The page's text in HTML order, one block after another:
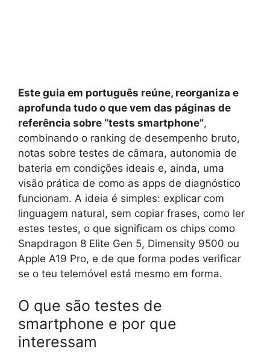
Este guia em português reúne, reorganiza e
aprofunda tudo o que vem das páginas de
referência sobre “tests smartphone”,
combinando o ranking de desempenho bruto,
notas sobre testes de câmara, autonomia de
bateria em condições ideais e, ainda, uma
visão prática de como as apps de diagnóstico
funcionam. A ideia é simples: explicar com
linguagem natural, sem copiar frases, como ler
estes testes, o que significam os chips como
Snapdragon 8 Elite Gen 5, Dimensity 9500 ou
Apple A19 Pro, e de que forma podes verificar
se o teu telemóvel está mesmo em forma.
O que são testes de
smartphone e por que
interessam